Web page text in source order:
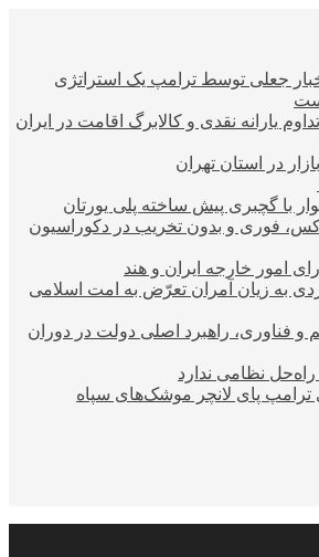
جعلی توسط ترامپ یک استراتژی
یارانه نقدی و کالابرگ اقامت در ایران
در استان تهران
با گچبری پیش ساخته پلی یورتان
فوری و بدون تخریب در دکوراسیون
امور خارجه ایران و هند
به زیان آمران تعرّض به امت اسلامی
فناوری، راهبرد اصلی دولت در دوران
نظامی ندارد
ترامپ پای لانچر موشک‌های سپاه